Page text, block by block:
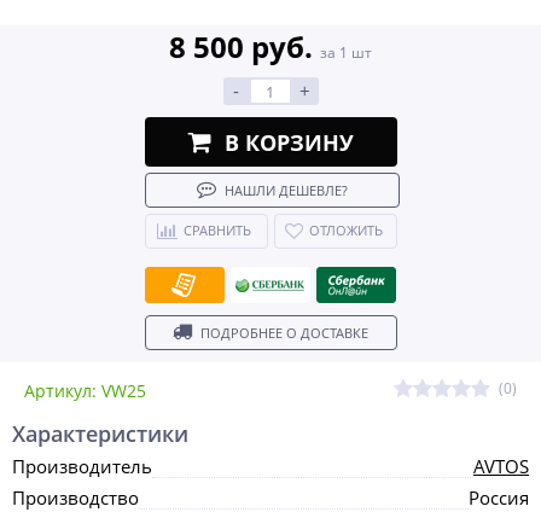
Артикул: VW25 (0)
8 500 руб. за 1 шт
- +
В КОРЗИНУ
НАШЛИ ДЕШЕВЛЕ?
СРАВНИТЬ ОТЛОЖИТЬ
ПОДРОБНЕЕ О ДОСТАВКЕ
Характеристики
Производитель
AVTOS
Производство
Россия